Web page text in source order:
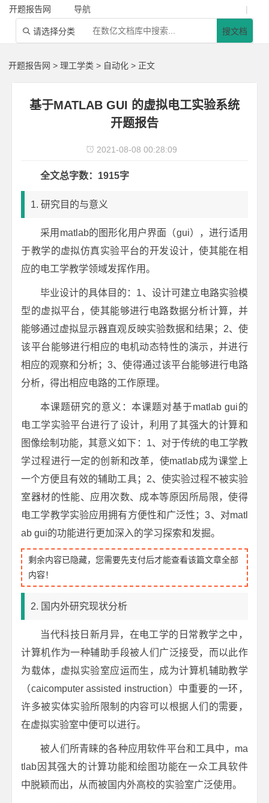
开题报告网 导航 |
 请选择分类 搜文档
开题报告网 >理工学类 > 自动化 > 正文
基于MATLAB GUI 的虚拟电工实验系统
开题报告
 2021-08-08 00:28:09
全文总字数：1915字
1. 研究目的与意义
采用matlab的图形化用户界面（gui），进行适用
于教学的虚拟仿真实验平台的开发设计，使其能在相
应的电工学教学领域发挥作用。
毕业设计的具体目的：1、设计可建立电路实验模
型的虚拟平台，使其能够进行电路数据分析计算，并
能够通过虚拟显示器直观反映实验数据和结果；2、使
该平台能够进行相应的电机动态特性的演示，并进行
相应的观察和分析；3、使得通过该平台能够进行电路
分析，得出相应电路的工作原理。
本课题研究的意义：本课题对基于matlab gui的
电工学实验平台进行了设计，利用了其强大的计算和
图像绘制功能，其意义如下：1、对于传统的电工学教
学过程进行一定的创新和改革，使matlab成为课堂上
一个方便且有效的辅助工具；2、使实验过程不被实验
室器材的性能、应用次数、成本等原因所局限，使得
电工学教学实验应用拥有方便性和广泛性；3、对matl
ab gui的功能进行更加深入的学习探索和发掘。
剩余内容已隐藏，您需要先支付后才能查看该篇文章全部
内容！
2. 国内外研究现状分析
当代科技日新月异，在电工学的日常教学之中，
计算机作为一种辅助手段被人们广泛接受，而以此作
为载体，虚拟实验室应运而生，成为计算机辅助教学
（caicomputer assisted instruction）中重要的一环，
许多被实体实验所限制的内容可以根据人们的需要，
在虚拟实验室中便可以进行。
被人们所青睐的各种应用软件平台和工具中，ma
tlab因其强大的计算功能和绘图功能在一众工具软件
中脱颖而出，从而被国内外高校的实验室广泛使用。